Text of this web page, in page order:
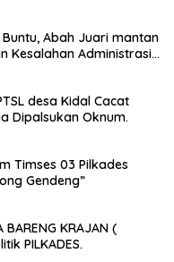
Abah Juari mantan
Kesalahan Administrasi
desa Kidal Cacat
Dipalsukan Oknum.
Timses 03 Pilkades
Gendeng”
KRAJAN (
PILKADES.